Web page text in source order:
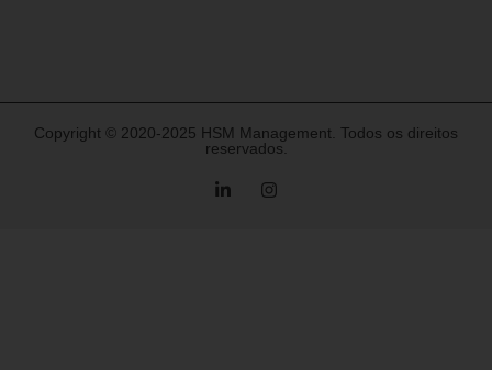
Copyright © 2020-2025 HSM Management. Todos os direitos
reservados.